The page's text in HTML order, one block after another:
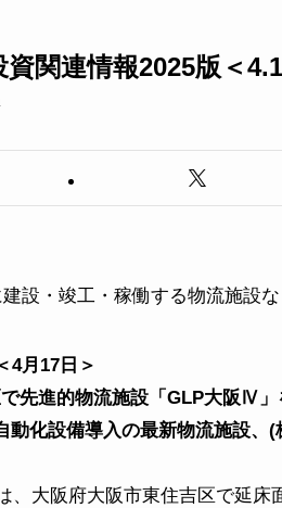
関連情報2025版＜
建設・竣工・稼働する物流施設
4月17日＞
先進的物流施設「GLP大阪Ⅳ
動化設備導入の最新物流施設、
、大阪府大阪市東住吉区で延床